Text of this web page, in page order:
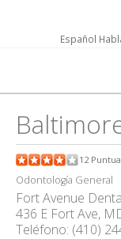
Español
12
Odontología General
Fort Avenue
436 E Fort Ave,
Teléfono: (410)